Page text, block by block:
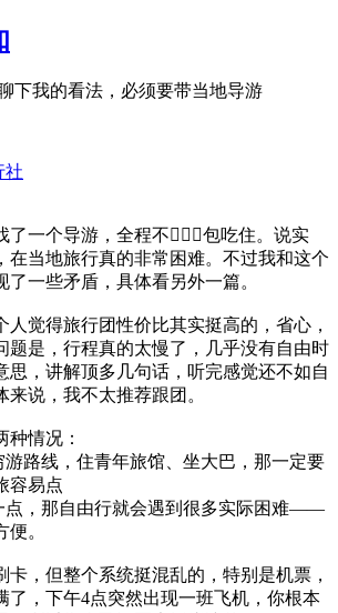
下我的看法，必须要带当地导游
社
一个导游，全程不🙅🏻‍♀️包吃住。说实
在当地旅行真的非常困难。不过我和这个
一些矛盾，具体看另外一篇。
人觉得旅行团性价比其实挺高的，省心，
题是，行程真的太慢了，几乎没有自由时
思，讲解顶多几句话，听完感觉还不如自
说，我不太推荐跟团。
种情况：
线，住青年旅馆、坐大巴，那一定要
容易点
，那自由行就会遇到很多实际困难——
。
卡，但整个系统挺混乱的，特别是机票，
了，下午4点突然出现一班飞机，你根本